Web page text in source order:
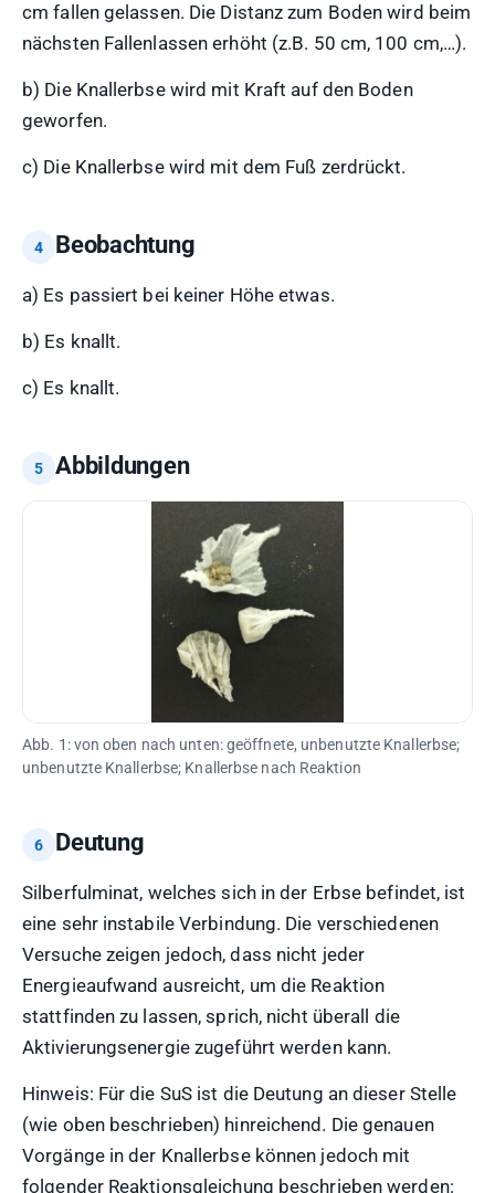
cm fallen gelassen. Die Distanz zum Boden wird beim
nächsten Fallenlassen erhöht (z.B. 50 cm, 100 cm,…).
b) Die Knallerbse wird mit Kraft auf den Boden
geworfen.
c) Die Knallerbse wird mit dem Fuß zerdrückt.
Beobachtung
a) Es passiert bei keiner Höhe etwas.
b) Es knallt.
c) Es knallt.
Abbildungen
Abb. 1: von oben nach unten: geöffnete, unbenutzte Knallerbse;
unbenutzte Knallerbse; Knallerbse nach Reaktion
Deutung
Silberfulminat, welches sich in der Erbse befindet, ist
eine sehr instabile Verbindung. Die verschiedenen
Versuche zeigen jedoch, dass nicht jeder
Energieaufwand ausreicht, um die Reaktion
stattfinden zu lassen, sprich, nicht überall die
Aktivierungsenergie zugeführt werden kann.
Hinweis: Für die SuS ist die Deutung an dieser Stelle
(wie oben beschrieben) hinreichend. Die genauen
Vorgänge in der Knallerbse können jedoch mit
folgender Reaktionsgleichung beschrieben werden: